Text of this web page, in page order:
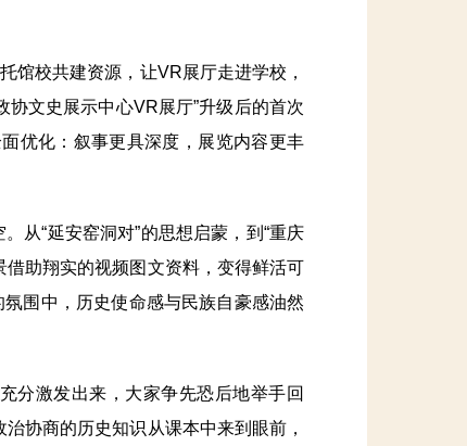
校共建资源，让VR展厅走进学校，
文史展示中心VR展厅”升级后的首次
优化：叙事更具深度，展览内容更丰
“延安窑洞对”的思想启蒙，到“重庆
助翔实的视频图文资料，变得鲜活可
围中，历史使命感与民族自豪感油然
激发出来，大家争先恐后地举手回
协商的历史知识从课本中来到眼前，